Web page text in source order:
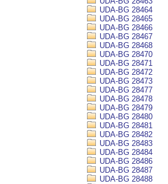
UDA-BG 28464
UDA-BG 28465
UDA-BG 28466
UDA-BG 28467
UDA-BG 28468
UDA-BG 28470
UDA-BG 28471
UDA-BG 28472
UDA-BG 28473
UDA-BG 28477
UDA-BG 28478
UDA-BG 28479
UDA-BG 28480
UDA-BG 28481
UDA-BG 28482
UDA-BG 28483
UDA-BG 28484
UDA-BG 28486
UDA-BG 28487
UDA-BG 28488